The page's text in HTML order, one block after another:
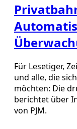
Für Lesetiger,
und alle, die
möchten: Die
berichtet über
von PJM.